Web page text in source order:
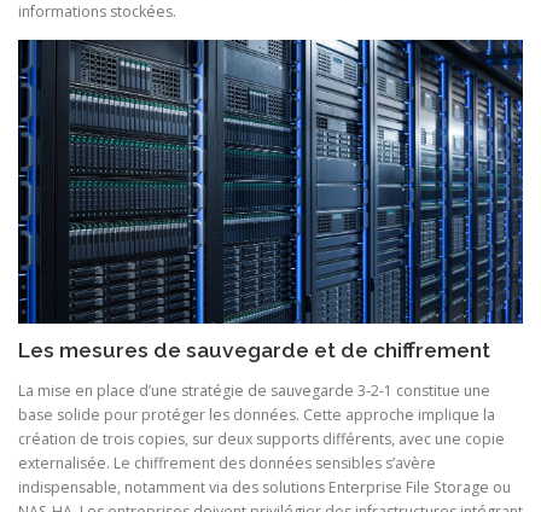
informations stockées.
Les mesures de sauvegarde et de chiffrement
La mise en place d’une stratégie de sauvegarde 3-2-1 constitue une
base solide pour protéger les données. Cette approche implique la
création de trois copies, sur deux supports différents, avec une copie
externalisée. Le chiffrement des données sensibles s’avère
indispensable, notamment via des solutions Enterprise File Storage ou